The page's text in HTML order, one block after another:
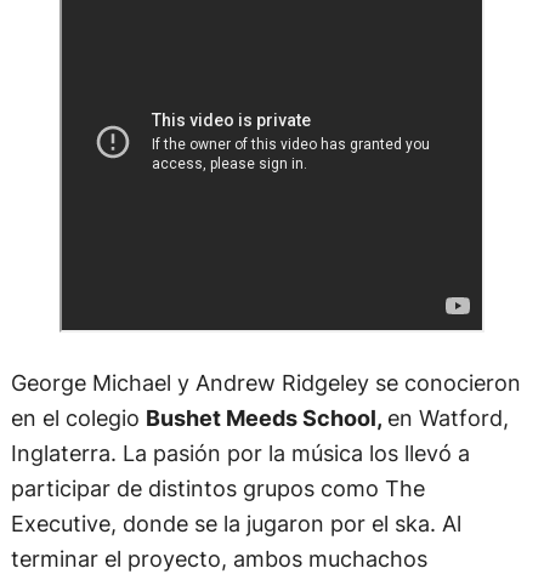
George Michael y Andrew Ridgeley se conocieron
en el colegio Bushet Meeds School, en Watford,
Inglaterra. La pasión por la música los llevó a
participar de distintos grupos como The
Executive, donde se la jugaron por el ska. Al
terminar el proyecto, ambos muchachos